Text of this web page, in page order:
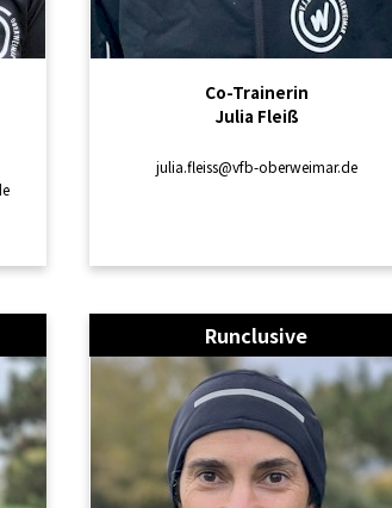
Co-Trainerin
Julia Fleiß
julia.fleiss@vfb-oberweimar.de
Runclusive